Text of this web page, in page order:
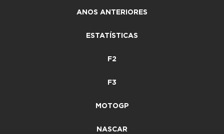
ANOS ANTERIORES
ESTATÍSTICAS
F2
F3
MOTOGP
NASCAR